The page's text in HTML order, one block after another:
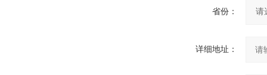
省份：
详细地址：